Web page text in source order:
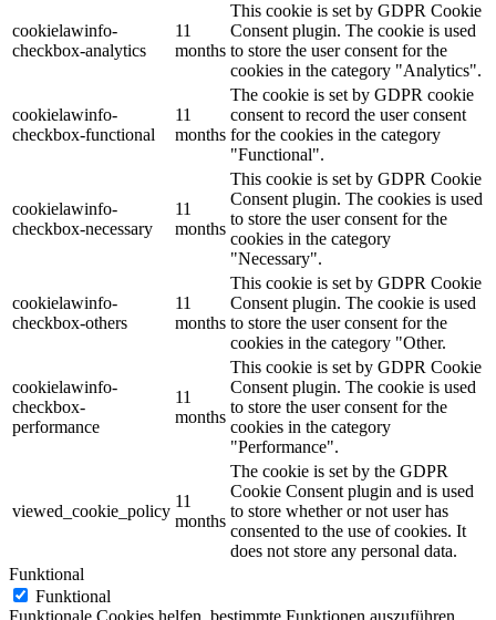
cookielawinfo-
checkbox-analytics
11
months
This cookie is set by GDPR Cookie
Consent plugin. The cookie is used
to store the user consent for the
cookies in the category "Analytics".
cookielawinfo-
checkbox-functional
11
months
The cookie is set by GDPR cookie
consent to record the user consent
for the cookies in the category
"Functional".
cookielawinfo-
checkbox-necessary
11
months
This cookie is set by GDPR Cookie
Consent plugin. The cookies is used
to store the user consent for the
cookies in the category
"Necessary".
cookielawinfo-
checkbox-others
11
months
This cookie is set by GDPR Cookie
Consent plugin. The cookie is used
to store the user consent for the
cookies in the category "Other.
cookielawinfo-
checkbox-
performance
11
months
This cookie is set by GDPR Cookie
Consent plugin. The cookie is used
to store the user consent for the
cookies in the category
"Performance".
viewed_cookie_policy
11
months
The cookie is set by the GDPR
Cookie Consent plugin and is used
to store whether or not user has
consented to the use of cookies. It
does not store any personal data.
Funktional
Funktional
Funktionale Cookies helfen, bestimmte Funktionen auszuführen,